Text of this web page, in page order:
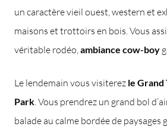
un caractère vieil ouest, western et
maisons et trottoirs en bois. Vous
véritable rodéo,ambiance cow-boy
Le lendemain vous visiterez le Grand
Park. Vous prendrez un grand bol
balade au calme bordée de paysages